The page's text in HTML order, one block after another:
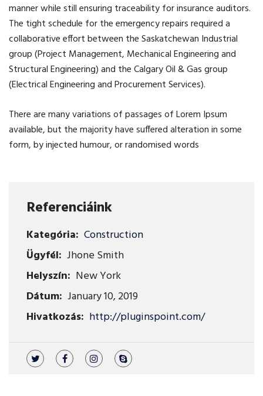
Referenciáink
Kategória: Construction
Ügyfél: Jhone Smith
Helyszín: New York
Dátum: January 10, 2019
Hivatkozás: http://pluginspoint.com/
manner while still ensuring traceability for insurance auditors.
The tight schedule for the emergency repairs required a
collaborative effort between the Saskatchewan Industrial
group (Project Management, Mechanical Engineering and
Structural Engineering) and the Calgary Oil & Gas group
(Electrical Engineering and Procurement Services).
There are many variations of passages of Lorem Ipsum
available, but the majority have suffered alteration in some
form, by injected humour, or randomised words